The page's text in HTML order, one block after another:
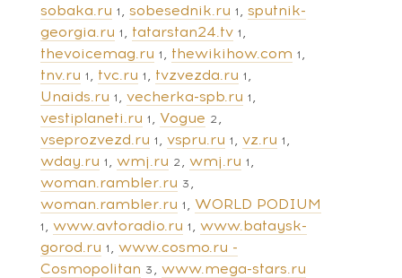
sobaka.ru 1 sobesednik.ru 1
sputnik-
georgia.ru 1 tatarstan24.tv 1
thevoicemag.ru 1 thewikihow.com 1
tnv.ru 1 tvc.ru 1 tvzvezda.ru 1
Unaids.ru 1 vecherka-spb.ru 1
vestiplaneti.ru 1 Vogue 2
vseprozvezd.ru 1 vspru.ru 1 vz.ru 1
wday.ru 1 wmj.ru 2 wmj.ru 1
woman.rambler.ru 3
woman.rambler.ru 1 WORLD PODIUM
1 www.avtoradio.ru 1
www.bataysk-
gorod.ru 1
www.cosmo.ru -
Cosmopolitan 3
www.mega-stars.ru